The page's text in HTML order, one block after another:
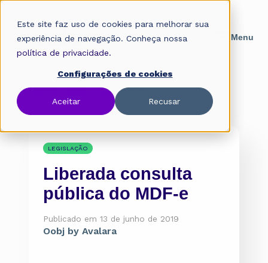
Este site faz uso de cookies para melhorar sua
experiência de navegação. Conheça nossa
política de privacidade.
Configurações de cookies
Aceitar Recusar
Home »Blog »Legislação
LEGISLAÇÃO
Liberada consulta
pública do MDF-e
Publicado em 13 de junho de 2019
Oobj by Avalara